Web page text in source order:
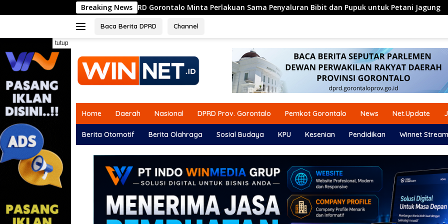
ke
Breaking News
Komisi I DPRD Gorontalo Minta Perlakuan Sama Penyaluran Bibit dan Pupuk untuk Petani Jagung Komisi IV DPRD
Baca Berita DPRD Channel
tutup
Home Daerah Nasional DPRD Prov. Gorontalo Pemkot Gorontalo News Net.Update
Berita Otomotif Berita Olahraga Sosial Budaya KPU Kesenian Pendidikan Winnet